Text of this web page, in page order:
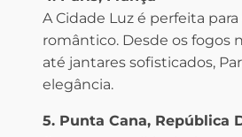
A Cidade Luz é perfeita
romântico. Desde os fogos
até jantares sofisticados,
elegância.
5. Punta Cana, República